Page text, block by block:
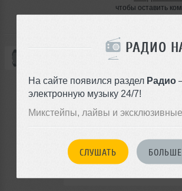
РАДИО
На сайте появился раздел Радио
электронную музыку 24/7!
Микстейпы, лайвы и
СЛУШАТЬ
чтобы оставить
01 октября 2024, 11:55
Thank you Dj. Negative!
ответить
Thank YOU, Demona!!!